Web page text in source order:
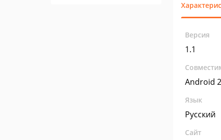
Версия
1.1
Android
Язык
Русский
Сайт